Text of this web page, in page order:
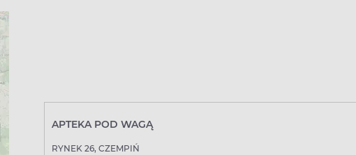
APTEKA POD WAGĄ
RYNEK 26, CZEMPIŃ